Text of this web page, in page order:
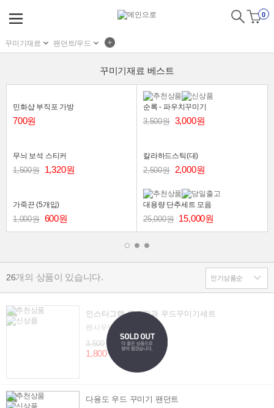
0
꾸미기재료 팬던트/우드
꾸미기재료 베스트
민화샵 부직포 가방
700원
순록 - 파우치꾸미기
3,500원 3,000원
무늬 보석 스티커
1,500원 1,320원
칼라하드스틱(대)
2,500원 2,000원
가죽끈 (5개입)
1,000원 600원
대용량 단추세트 모음
25,000원 15,000원
26개의 상품이 있습니다.
인스타그램 우드판과 우드꾸미기세트
팬시우드
3,500
1,800
다용도 우드 꾸미기 팬던트